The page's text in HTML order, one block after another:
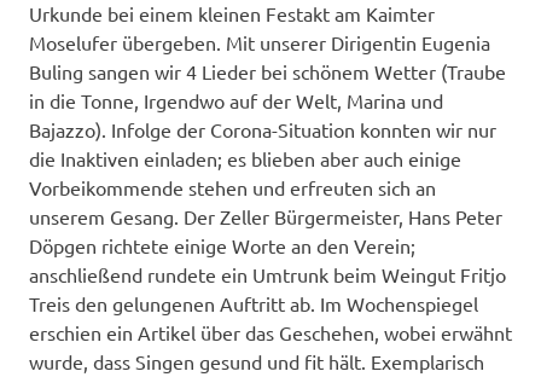
Urkunde bei einem kleinen Festakt am Kaimter
Moselufer übergeben. Mit unserer Dirigentin Eugenia
Buling sangen wir 4 Lieder bei schönem Wetter (Traube
in die Tonne, Irgendwo auf der Welt, Marina und
Bajazzo). Infolge der Corona-Situation konnten wir nur
die Inaktiven einladen; es blieben aber auch einige
Vorbeikommende stehen und erfreuten sich an
unserem Gesang. Der Zeller Bürgermeister, Hans Peter
Döpgen richtete einige Worte an den Verein;
anschließend rundete ein Umtrunk beim Weingut Fritjo
Treis den gelungenen Auftritt ab. Im Wochenspiegel
erschien ein Artikel über das Geschehen, wobei erwähnt
wurde, dass Singen gesund und fit hält. Exemplarisch